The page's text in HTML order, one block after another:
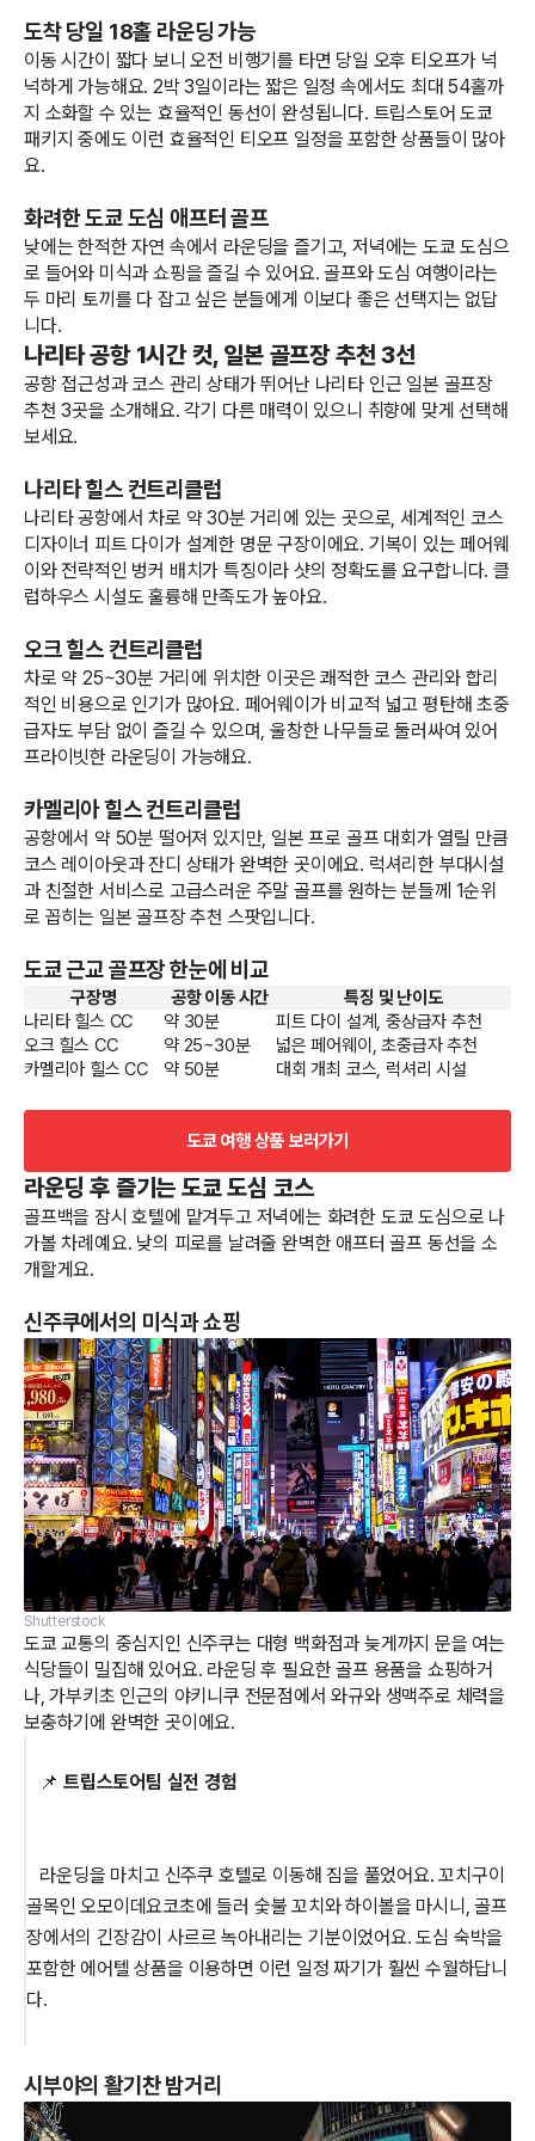
도착 당일 18홀 라운딩 가능
이동 시간이 짧다 보니 오전 비행기를 타면 당일 오후 티오프가 넉
넉하게 가능해요. 2박 3일이라는 짧은 일정 속에서도 최대 54홀까
지 소화할 수 있는 효율적인 동선이 완성됩니다. 트립스토어 도쿄
패키지 중에도 이런 효율적인 티오프 일정을 포함한 상품들이 많아
요.
화려한 도쿄 도심 애프터 골프
낮에는 한적한 자연 속에서 라운딩을 즐기고, 저녁에는 도쿄 도심으
로 들어와 미식과 쇼핑을 즐길 수 있어요. 골프와 도심 여행이라는
두 마리 토끼를 다 잡고 싶은 분들에게 이보다 좋은 선택지는 없답
니다.
나리타 공항 1시간 컷, 일본 골프장 추천 3선
공항 접근성과 코스 관리 상태가 뛰어난 나리타 인근 일본 골프장
추천 3곳을 소개해요. 각기 다른 매력이 있으니 취향에 맞게 선택해
보세요.
나리타 힐스 컨트리클럽
나리타 공항에서 차로 약 30분 거리에 있는 곳으로, 세계적인 코스
디자이너 피트 다이가 설계한 명문 구장이에요. 기복이 있는 페어웨
이와 전략적인 벙커 배치가 특징이라 샷의 정확도를 요구합니다. 클
럽하우스 시설도 훌륭해 만족도가 높아요.
오크 힐스 컨트리클럽
차로 약 25~30분 거리에 위치한 이곳은 쾌적한 코스 관리와 합리
적인 비용으로 인기가 많아요. 페어웨이가 비교적 넓고 평탄해 초중
급자도 부담 없이 즐길 수 있으며, 울창한 나무들로 둘러싸여 있어
프라이빗한 라운딩이 가능해요.
카멜리아 힐스 컨트리클럽
공항에서 약 50분 떨어져 있지만, 일본 프로 골프 대회가 열릴 만큼
코스 레이아웃과 잔디 상태가 완벽한 곳이에요. 럭셔리한 부대시설
과 친절한 서비스로 고급스러운 주말 골프를 원하는 분들께 1순위
로 꼽히는 일본 골프장 추천 스팟입니다.
도쿄 근교 골프장 한눈에 비교
구장명 공항 이동 시간
특징 및 난이도
나리타 힐스 CC
약 30분
피트 다이 설계, 중상급자 추천
오크 힐스 CC
약 25~30분
넓은 페어웨이, 초중급자 추천
카멜리아 힐스 CC
약 50분 대회 개최 코스, 럭셔리 시설
도쿄 여행 상품 보러가기
라운딩 후 즐기는 도쿄 도심 코스
골프백을 잠시 호텔에 맡겨두고 저녁에는 화려한 도쿄 도심으로 나
가볼 차례예요. 낮의 피로를 날려줄 완벽한 애프터 골프 동선을 소
개할게요.
신주쿠에서의 미식과 쇼핑
Shutterstock
도쿄 교통의 중심지인 신주쿠는 대형 백화점과 늦게까지 문을 여는
식당들이 밀집해 있어요. 라운딩 후 필요한 골프 용품을 쇼핑하거
나, 가부키초 인근의 야키니쿠 전문점에서 와규와 생맥주로 체력을
보충하기에 완벽한 곳이에요.
   📌
트립스토어팀 실전 경험
골목인 오모이데요코초에 들러 숯불 꼬치와 하이볼을 마시니, 골프
장에서의 긴장감이 사르르 녹아내리는 기분이었어요. 도심 숙박을
포함한 에어텔 상품을 이용하면 이런 일정 짜기가 훨씬 수월하답니
다.
시부야의 활기찬 밤거리